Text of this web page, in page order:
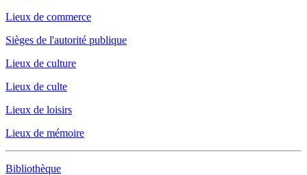
Lieux de commerce
Sièges de l'autorité publique
Lieux de culture
Lieux de culte
Lieux de loisirs
Lieux de mémoire
Bibliothèque